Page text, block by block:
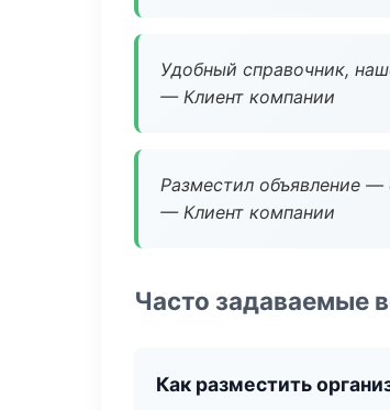
Удобный справочник,
— Клиент компании
Разместил объявление —
— Клиент компании
Часто задаваемые
Как разместить